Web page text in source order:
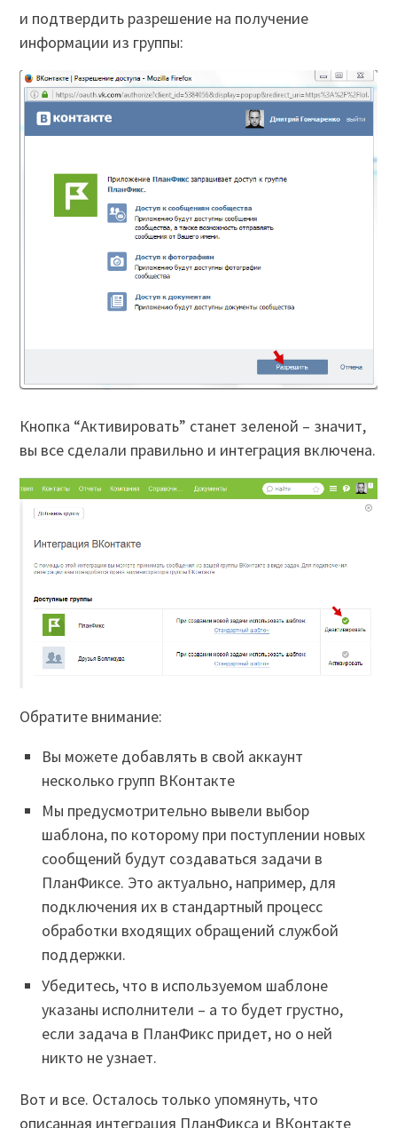
и подтвердить разрешение на получение
информации из группы:
Кнопка “Активировать” станет зеленой – значит,
вы все сделали правильно и интеграция включена.
Обратите внимание:
Вы можете добавлять в свой аккаунт
несколько групп ВКонтакте
Мы предусмотрительно вывели выбор
шаблона, по которому при поступлении новых
сообщений будут создаваться задачи в
ПланФиксе. Это актуально, например, для
подключения их в стандартный процесс
обработки входящих обращений службой
поддержки.
Убедитесь, что в используемом шаблоне
указаны исполнители – а то будет грустно,
если задача в ПланФикс придет, но о ней
никто не узнает.
Вот и все. Осталось только упомянуть, что
описанная интеграция ПланФикса и ВКонтакте